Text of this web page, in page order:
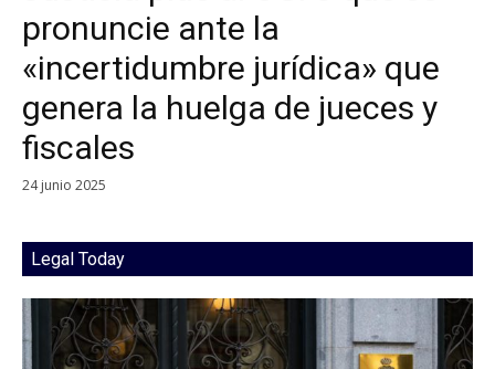
pronuncie ante la
«incertidumbre jurídica» que
genera la huelga de jueces y
fiscales
24 junio 2025
Legal Today